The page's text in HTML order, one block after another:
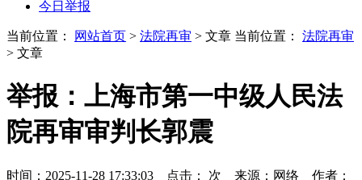
今日举报
当前位置： 网站首页 > 法院再审 > 文章 当前位置： 法院再审
> 文章
举报：上海市第一中级人民法
院再审审判长郭震
时间：2025-11-28 17:33:03 点击： 次 来源：网络 作者：